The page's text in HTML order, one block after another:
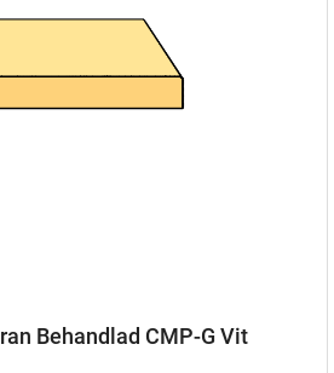
Behandlad CMP-G Vit